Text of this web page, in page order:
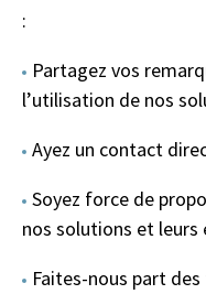
:
Partagez vos
l’utilisation de nos
Ayez un contact
Soyez force de
nos solutions et leurs
Faites-nous part